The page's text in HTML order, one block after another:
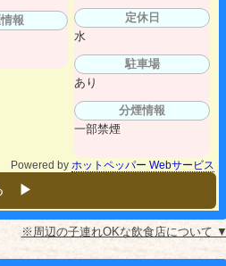
報
定休日
水
駐車場
あり
分煙情報
一部禁煙
Powered by ホットペッパー Webサービス
▶︎
※周辺の子連れOKな飲食店について ▼